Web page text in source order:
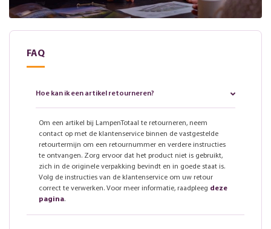
FAQ
Hoe kan ik een artikel retourneren?
Om een artikel bij LampenTotaal te retourneren, neem
contact op met de klantenservice binnen de vastgestelde
retourtermijn om een retournummer en verdere instructies
te ontvangen. Zorg ervoor dat het product niet is gebruikt,
zich in de originele verpakking bevindt en in goede staat is.
Volg de instructies van de klantenservice om uw retour
correct te verwerken. Voor meer informatie, raadpleeg deze
pagina.